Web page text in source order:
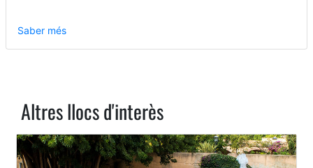
Saber més
Altres llocs d'interès